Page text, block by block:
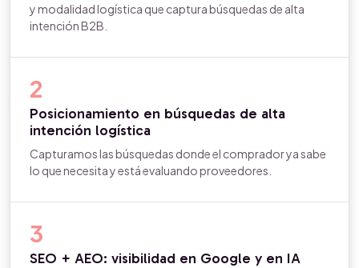
y modalidad logística que captura búsquedas de alta
intención B2B.
2
Posicionamiento en búsquedas de alta
intención logística
Capturamos las búsquedas donde el comprador ya sabe
lo que necesita y está evaluando proveedores.
3
SEO + AEO: visibilidad en Google y en IA